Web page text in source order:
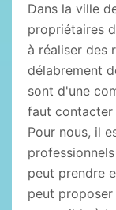
Dans la ville
propriétaires
à réaliser des
délabrement
sont d'une
faut contacter
Pour nous, il
peut prendre
peut